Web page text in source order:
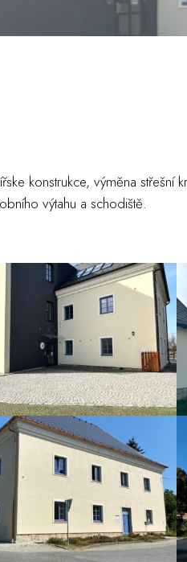
konstrukce, výměna střešní
výtahu a schodiště.